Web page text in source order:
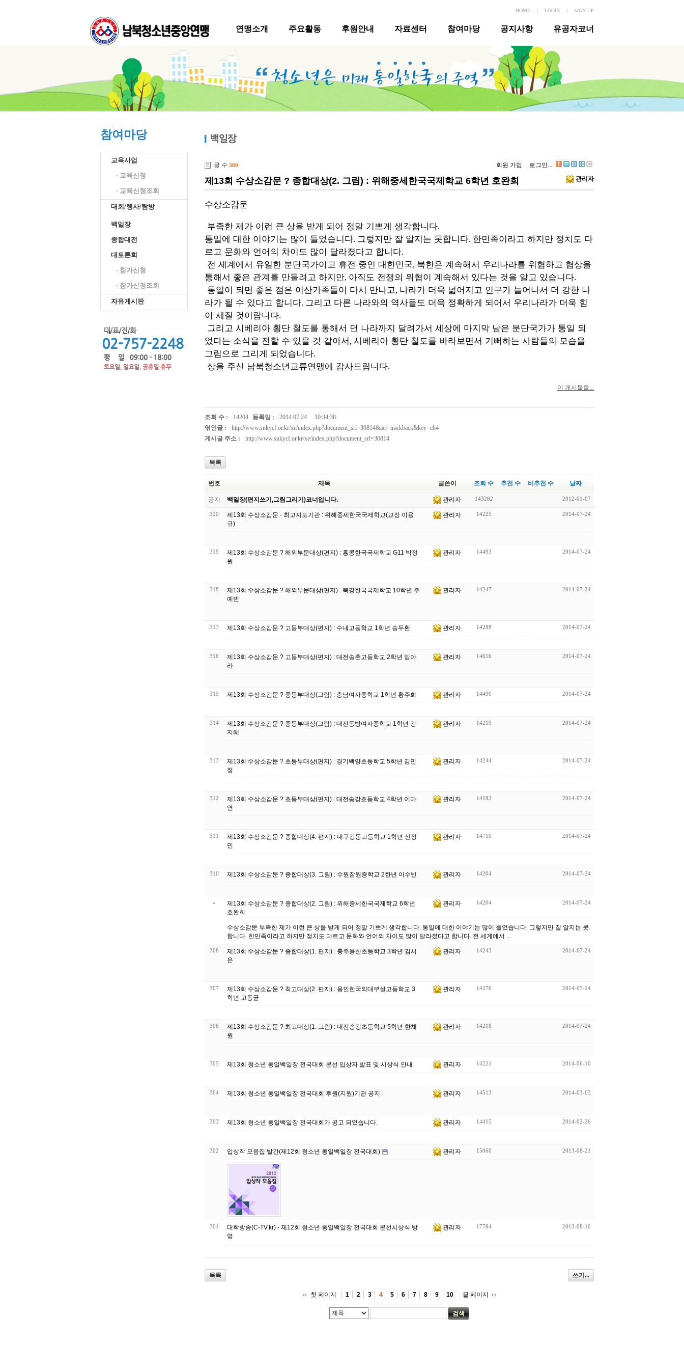
HOME | LOGIN | SIGN UP
연맹소개 주요활동 후원안내 자료센터 참여마당 공지사항 유공자코너
참여마당
교육사업
· 교육신청
· 교육신청조회
대회/행사/탐방
백일장
종합대전
대토론회
· 참가신청
· 참가신청조회
자유게시판
글 수 380 회원 가입 로그인...
제13회 수상소감문 ? 종합대상(2. 그림) : 위해중세한국국제학교 6학년 호완희 관리자
수상소감문
부족한 제가 이런 큰 상을 받게 되어 정말 기쁘게 생각합니다.
통일에 대한 이야기는 많이 들었습니다. 그렇지만 잘 알지는 못합니다. 한민족이라고 하지만 정치도 다
르고 문화와 언어의 차이도 많이 달라졌다고 합니다.
전 세계에서 유일한 분단국가이고 휴전 중인 대한민국, 북한은 계속해서 우리나라를 위협하고 협상을
통해서 좋은 관계를 만들려고 하지만, 아직도 전쟁의 위협이 계속해서 있다는 것을 알고 있습니다.
통일이 되면 좋은 점은 이산가족들이 다시 만나고, 나라가 더욱 넓어지고 인구가 늘어나서 더 강한 나
라가 될 수 있다고 합니다. 그리고 다른 나라와의 역사들도 더욱 정확하게 되어서 우리나라가 더욱 힘
이 세질 것이랍니다.
그리고 시베리아 횡단 철도를 통해서 먼 나라까지 달려가서 세상에 마지막 남은 분단국가가 통일 되
었다는 소식을 전할 수 있을 것 같아서, 시베리아 횡단 철도를 바라보면서 기뻐하는 사람들의 모습을
그림으로 그리게 되었습니다.
상을 주신 남북청소년교류연맹에 감사드립니다.
이 게시물을...
조회 수 : 14204 등록일 : 2014.07.24
10:34:38
엮인글 :
http://www.snkycf.or.kr/xe/index.php?document_srl=30814&act=trackback&key=cb4
게시글 주소 :
http://www.snkycf.or.kr/xe/index.php?document_srl=30814
목록
번호 제목 글쓴이 조회 수 추천 수 비추천 수 날짜
공지 백일장(편지쓰기,그림그리기)코너입니다. 관리자 143282 2012-01-07
320
제13회 수상소감문 - 최고지도기관 : 위해중세한국국제학교(교장 이용
규)
관리자 14225 2014-07-24
319
제13회 수상소감문 ? 해외부문대상(편지) : 홍콩한국국제학교 G11 박정
원
관리자 14493 2014-07-24
318
제13회 수상소감문 ? 해외부문대상(편지) : 북경한국국제학교 10학년 주
예빈
관리자 14247 2014-07-24
317 제13회 수상소감문 ? 고등부대상(편지) : 수내고등학교 1학년 송두환 관리자 14288 2014-07-24
316
제13회 수상소감문 ? 고등부대상(편지) : 대전송촌고등학교 2학년 임아
라
관리자 14616 2014-07-24
315 제13회 수상소감문 ? 중등부대상(그림) : 충남여자중학교 1학년 황주희 관리자 14490 2014-07-24
314
제13회 수상소감문 ? 중등부대상(그림) : 대전동방여자중학교 1학년 강
지혜
관리자 14219 2014-07-24
313
제13회 수상소감문 ? 초등부대상(편지) : 경기백양초등학교 5학년 김민
정
관리자 14244 2014-07-24
312
제13회 수상소감문 ? 초등부대상(편지) : 대전송강초등학교 4학년 이다
연
관리자 14182 2014-07-24
311
제13회 수상소감문 ? 종합대상(4. 편지) : 대구강동고등학교 1학년 신정
민
관리자 14710 2014-07-24
310 제13회 수상소감문 ? 종합대상(3. 그림) : 수원잠원중학교 2한년 이수빈 관리자 14204 2014-07-24
»
제13회 수상소감문 ? 종합대상(2. 그림) : 위해중세한국국제학교 6학년
호완희
관리자 14204 2014-07-24
수상소감문 부족한 제가 이런 큰 상을 받게 되어 정말 기쁘게 생각합니다. 통일에 대한 이야기는 많이 들었습니다. 그렇지만 잘 알지는 못
합니다. 한민족이라고 하지만 정치도 다르고 문화와 언어의 차이도 많이 달라졌다고 합니다. 전 세계에서 ...
308
제13회 수상소감문 ? 종합대상(1. 편지) : 충주용산초등학교 3학년 김시
은
관리자 14243 2014-07-24
307
제13회 수상소감문 ? 최고대상(2. 편지) : 용인한국외대부설고등학교 3
학년 고동균
관리자 14276 2014-07-24
306
제13회 수상소감문 ? 최고대상(1. 그림) : 대전송강초등학교 5학년 한채
원
관리자 14218 2014-07-24
305 제13회 청소년 통일백일장 전국대회 본선 입상자 발표 및 시상식 안내 관리자 14221 2014-06-10
304 제13회 청소년 통일백일장 전국대회 후원(지원)기관 공지 관리자 14513 2014-03-03
303 제13회 청소년 통일백일장 전국대회가 공고 되었습니다. 관리자 14415 2014-02-26
302 입상작 모음집 발간(제12회 청소년 통일백일장 전국대회) 관리자 15060 2013-08-21
301
대학방송(C-TV.kr) - 제12회 청소년 통일백일장 전국대회 본선시상식 방
영
관리자 17784 2013-08-10
쓰기...
목록
첫 페이지 1 2 3 4 5 6 7 8 9 10 끝 페이지
검색